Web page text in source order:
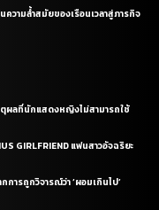
นความล้ำสมัยของเรือนเวลาสู่ภารกิจ
ตุผลที่นักแสดงหญิงไม่สามารถใช้
GIRLFRIEND แฟนสาวอัจฉริยะ
การถูกวิจารณ์ว่า ‘ผอมเกินไป’